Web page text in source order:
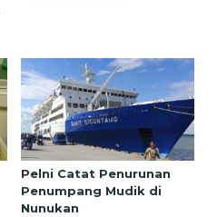
Pelni Catat Penurunan
Penumpang Mudik di
Nunukan